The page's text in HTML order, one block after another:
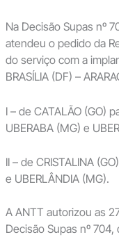
Na Decisão Supas nº
atendeu o pedido da
do serviço com a
BRASÍLIA (DF) –
I – de CATALÃO (GO)
UBERABA (MG) e
II – de CRISTALINA
e UBERLÂNDIA (MG).
A ANTT autorizou as
Decisão Supas nº